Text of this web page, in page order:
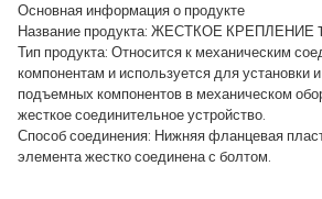
Основная информация о продукте
Название продукта: ЖЕСТКОЕ КРЕПЛЕНИЕ
Тип продукта: Относится к механическим
компонентам и используется для установки
подъемных компонентов в механическом
жесткое соединительное устройство.
Способ соединения: Нижняя фланцевая
элемента жестко соединена с болтом.